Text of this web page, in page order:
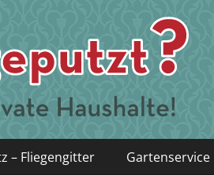
– Fliegengitter Gartenservice